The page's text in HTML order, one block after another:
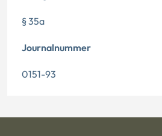
§ 35a
Journalnummer
0151-93